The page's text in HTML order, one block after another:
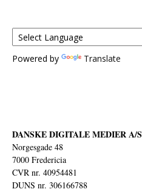
Powered by Translate
DANSKE DIGITALE MEDIER A/S
Norgesgade 48
7000 Fredericia
CVR nr. 40954481
DUNS nr. 306166788